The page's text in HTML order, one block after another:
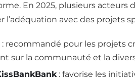
En 2025, plusieurs
l’adéquation avec des projets
: recommandé pour les projets
sur la communauté et la
: favorise les